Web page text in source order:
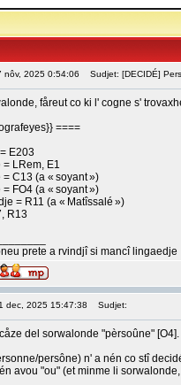
nôv, 2025 0:54:06 Sudjet: [DECIDÉ]
fåreut co ki l' cogne s'
====
E203
= LRem, E1
= C13 (a « soyant »)
= FO4 (a « soyant »)
= R11 (a « Matîssalé »)
R13
prete a rvindjî si mancî lingaedje
dec, 2025 15:47:38 Sudjet:
del sorwalonde "pèrsoûne" [O4].
persône) n' a nén co stî
avou "ou" (et minme li